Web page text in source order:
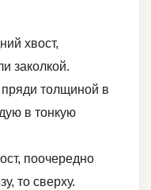
хвост,
заколкой.
пряди толщиной в
в тонкую
поочередно
то сверху.